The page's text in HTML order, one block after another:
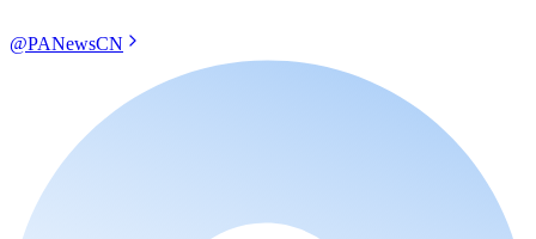
@PANewsCN